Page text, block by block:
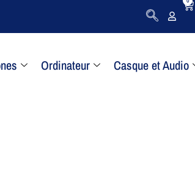
Ordinateur Casque et Audio